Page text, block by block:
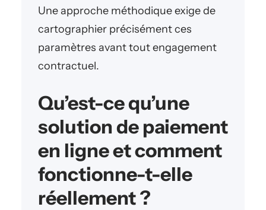
Une approche méthodique exige de
cartographier précisément ces
paramètres avant tout engagement
contractuel.
Qu’est-ce qu’une
solution de paiement
en ligne et comment
fonctionne-t-elle
réellement ?